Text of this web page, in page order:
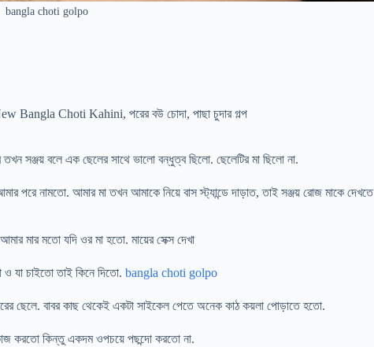
bangla choti golpo
Bangla Choti Kahini, পরের বউ চোদা, পাছা চুদার গল্প
সঞ্জয় বলে এক ছেলের সাথে ভালো বন্ধুত্ব ছিলো. ছেলেটির মা ছিলো না.
পরে নামতো. আমার মা তখন আমাকে নিয়ে বাস স্ট্যান্ডে দাড়াত, তাই সঞ্জয় রোজ মাকে দেখতে
মার মতো যদি ওর মা হতো. মায়ের সেক্স দেখা
যা চাইতো তাই কিনে দিতো. bangla choti golpo
ছেলে. বাবর কাছ থেকেই একটা সাইকেল পেতে অনেক কাঠ কয়লা পোড়াতে হতো.
করতো কিন্তু একদম ওপচয়ে পছন্দো করতো না.